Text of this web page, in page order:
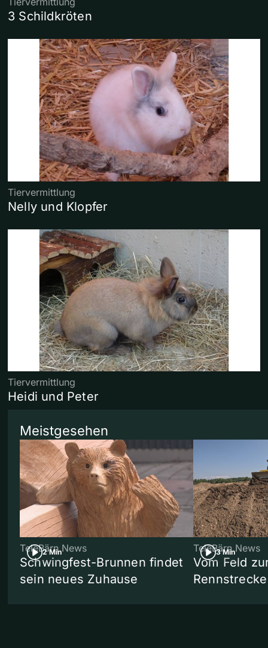
3 Schildkröten
Tiervermittlung
Nelly und Klopfer
Tiervermittlung
Heidi und Peter
Meistgesehen
2 Min
TeleBärn News
Schwingfest-Brunnen findet
sein neues Zuhause
3 Min
TeleBärn News
Vom Feld
Rennstrecke